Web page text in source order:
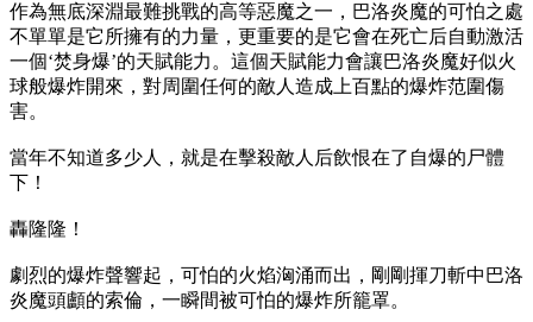
作為無底深淵最難挑戰的高等惡魔之一，巴洛炎魔的可怕之處
不單單是它所擁有的力量，更重要的是它會在死亡后自動激活
一個‘焚身爆’的天賦能力。這個天賦能力會讓巴洛炎魔好似火
球般爆炸開來，對周圍任何的敵人造成上百點的爆炸范圍傷
害。
當年不知道多少人，就是在擊殺敵人后飲恨在了自爆的尸體
下！
轟隆隆！
劇烈的爆炸聲響起，可怕的火焰洶涌而出，剛剛揮刀斬中巴洛
炎魔頭顱的索倫，一瞬間被可怕的爆炸所籠罩。